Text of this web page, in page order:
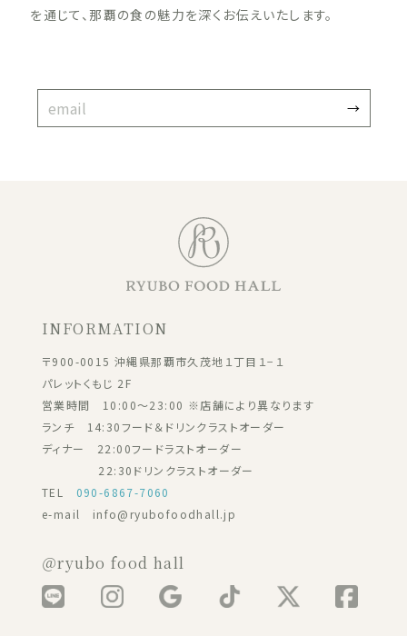
を通じて、那覇の食の魅力を深くお伝えいたします。
INFORMATION
〒900-0015 沖縄県那覇市久茂地１丁目１−１
パレットくもじ 2F
営業時間 10:00～23:00 ※店舗により異なります
ランチ 14:30フード＆ドリンクラストオーダー
ディナー 22:00フードラストオーダー
22:30ドリンクラストオーダー
TEL 090-6867-7060
e-mail info@ryubofoodhall.jp
＠ryubo food hall